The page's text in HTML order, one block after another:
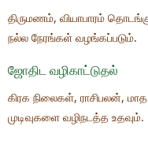
திருமணம், வியாபாரம்
நல்ல நேரங்கள் வழங்கப்படும்.
ஜோதிட வழிகாட்டுதல்
கிரக நிலைகள், ராசிபலன்,
முடிவுகளை வழிநடத்த உதவும்.